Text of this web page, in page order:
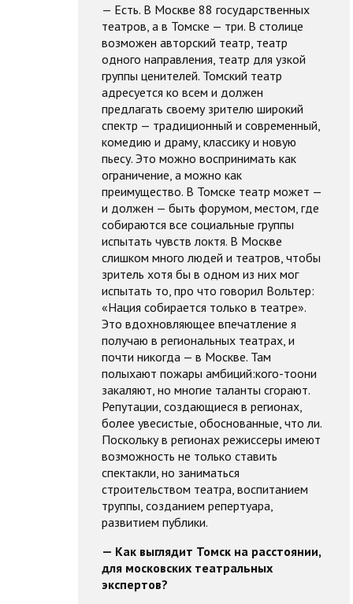
— Есть. В Москве 88 государственных
театров, а в Томске — три. В столице
возможен авторский театр, театр
одного направления, театр для узкой
группы ценителей. Томский театр
адресуется ко всем и должен
предлагать своему зрителю широкий
спектр — традиционный и современный,
комедию и драму, классику и новую
пьесу. Это можно воспринимать как
ограничение, а можно как
преимущество. В Томске театр может —
и должен — быть форумом, местом, где
собираются все социальные группы
испытать чувств локтя. В Москве
слишком много людей и театров, чтобы
зритель хотя бы в одном из них мог
испытать то, про что говорил Вольтер:
«Нация собирается только в театре».
Это вдохновляющее впечатление я
получаю в региональных театрах, и
почти никогда — в Москве. Там
полыхают пожары амбиций:кого-тоони
закаляют, но многие таланты сгорают.
Репутации, создающиеся в регионах,
более увесистые, обоснованные, что ли.
Поскольку в регионах режиссеры имеют
возможность не только ставить
спектакли, но заниматься
строительством театра, воспитанием
труппы, созданием репертуара,
развитием публики.
— Как выглядит Томск на расстоянии,
для московских театральных
экспертов?